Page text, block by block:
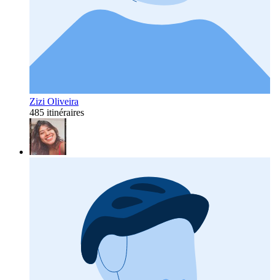
Zizi Oliveira
485 itinéraires